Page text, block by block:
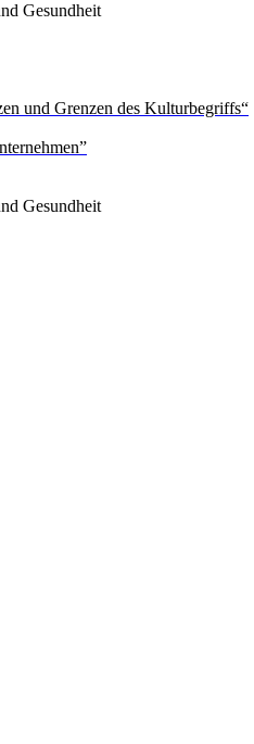
Gesundheit
und Grenzen des Kulturbegriffs“
Gesundheit